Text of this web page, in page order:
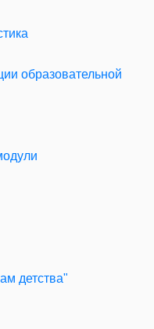
образовательной
детства"